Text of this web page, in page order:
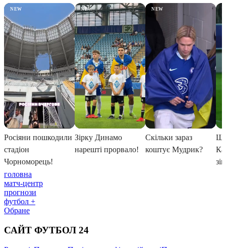
головна
матч-центр
прогнози
футбол +
Обране
САЙТ ФУТБОЛ 24